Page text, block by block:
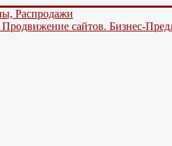
сайтов. Бизнес-